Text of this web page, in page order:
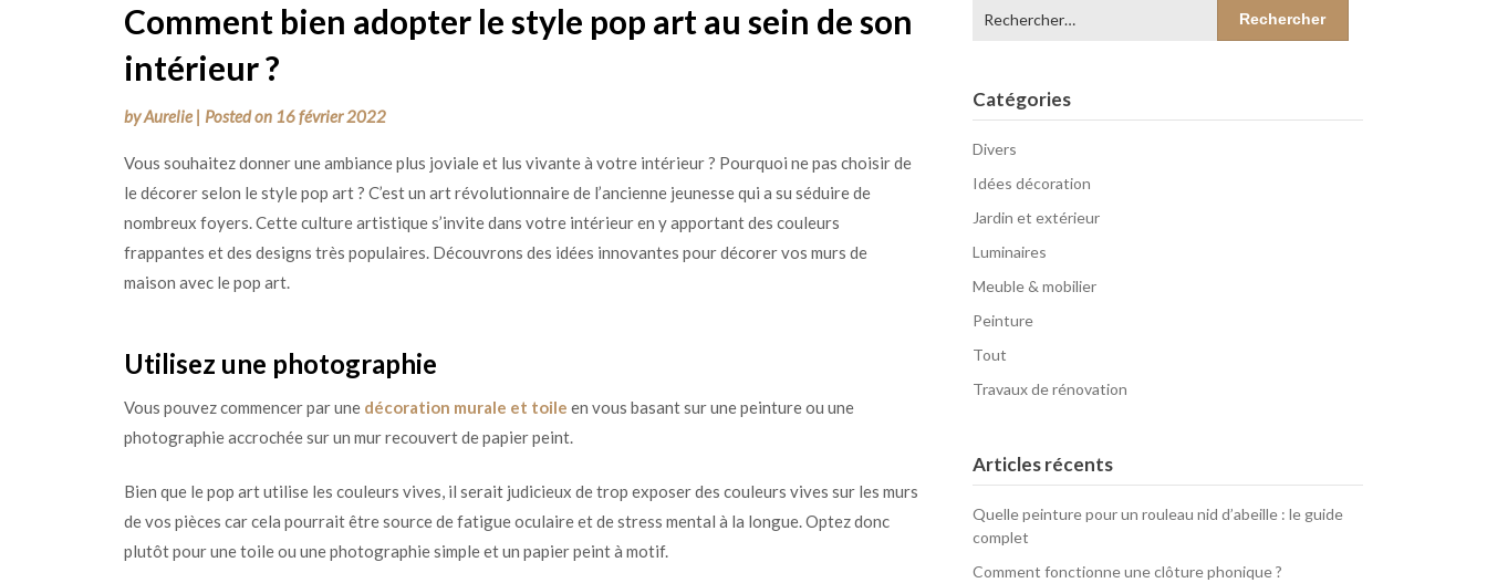
Comment bien adopter le style pop art au sein de son
intérieur ?
byAurelie Posted on 16 février 2022
Vous souhaitez donner une ambiance plus joviale et lus vivante à votre intérieur ? Pourquoi ne pas choisir de
le décorer selon le style pop art ? C’est un art révolutionnaire de l’ancienne jeunesse qui a su séduire de
nombreux foyers. Cette culture artistique s’invite dans votre intérieur en y apportant des couleurs
frappantes et des designs très populaires. Découvrons des idées innovantes pour décorer vos murs de
maison avec le pop art.
Utilisez une photographie
Vous pouvez commencer par une décoration murale et toile en vous basant sur une peinture ou une
photographie accrochée sur un mur recouvert de papier peint.
Bien que le pop art utilise les couleurs vives, il serait judicieux de trop exposer des couleurs vives sur les murs
de vos pièces car cela pourrait être source de fatigue oculaire et de stress mental à la longue. Optez donc
plutôt pour une toile ou une photographie simple et un papier peint à motif.
Catégories
Divers
Idées décoration
Jardin et extérieur
Luminaires
Meuble & mobilier
Peinture
Tout
Travaux de rénovation
Articles récents
Quelle peinture pour un rouleau nid d’abeille : le guide
complet
Comment fonctionne une clôture phonique ?